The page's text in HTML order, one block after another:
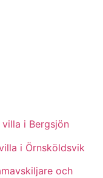
i Bergsjön
i Örnsköldsvik
och